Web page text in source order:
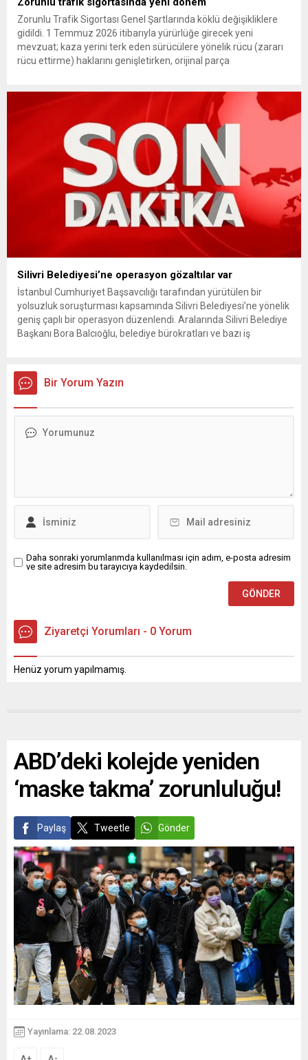
Zorunlu Trafik Sigortası Genel Şartlarında köklü değişikliklere
gidildi. 1 Temmuz 2026 itibarıyla yürürlüğe girecek yeni
mevzuat; kaza yerini terk eden sürücülere yönelik rücu (zararı
rücu ettirme) haklarını genişletirken, orijinal parça
getiriyor. Hazine Müsteşarlığına bağlı ilgili kurumlarca...
Silivri Belediyesi’ne operasyon gözaltılar var
İstanbul Cumhuriyet Başsavcılığı tarafından yürütülen bir
yolsuzluk soruşturması kapsamında Silivri Belediyesi’ne yönelik
geniş çaplı bir operasyon düzenlendi. Aralarında Silivri Belediye
Başkanı Bora Balcıoğlu, belediye bürokratları ve bazı iş
inceleme ve arama çalışmaları devam ediyor. İstanbul’da...
Bir Yorum Yazın
Daha sonraki yorumlarımda kullanılması için adım, e-posta adresim
ve site adresim bu tarayıcıya kaydedilsin.
Ziyaretçi Yorumları - 0 Yorum
Henüz yorum yapılmamış.
ABD’deki kolejde yeniden
‘maske takma’ zorunluluğu!
Paylaş Tweetle Gönder
Yayınlama: 22.08.2023